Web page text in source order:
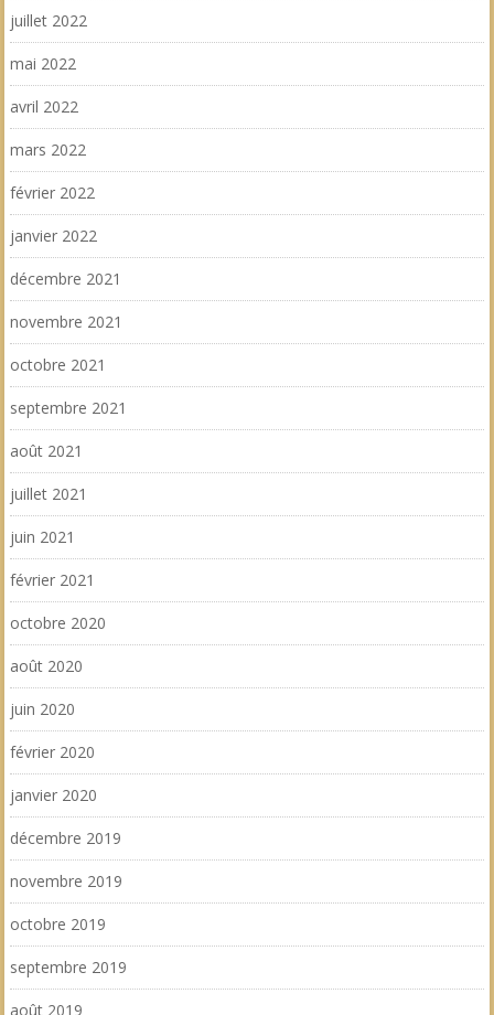
juillet 2022
mai 2022
avril 2022
mars 2022
février 2022
janvier 2022
décembre 2021
novembre 2021
octobre 2021
septembre 2021
août 2021
juillet 2021
juin 2021
février 2021
octobre 2020
août 2020
juin 2020
février 2020
janvier 2020
décembre 2019
novembre 2019
octobre 2019
septembre 2019
août 2019